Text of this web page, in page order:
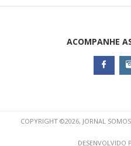
ACOMPANHE
COPYRIGHT ©2026, JORNAL
DESENVOLVIDO